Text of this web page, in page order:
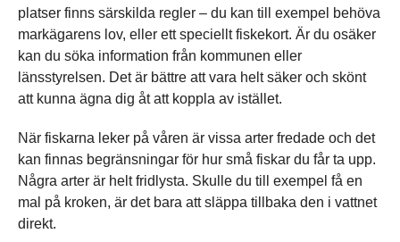
platser finns särskilda regler – du kan till exempel behöva
markägarens lov, eller ett speciellt fiskekort. Är du osäker
kan du söka information från kommunen eller
länsstyrelsen. Det är bättre att vara helt säker och skönt
att kunna ägna dig åt att koppla av istället.
När fiskarna leker på våren är vissa arter fredade och det
kan finnas begränsningar för hur små fiskar du får ta upp.
Några arter är helt fridlysta. Skulle du till exempel få en
mal på kroken, är det bara att släppa tillbaka den i vattnet
direkt.